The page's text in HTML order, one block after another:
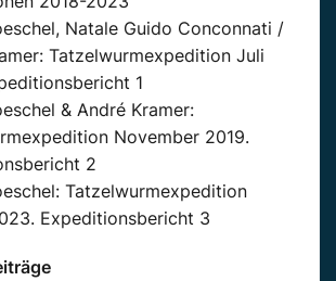
Natale Guido Conconnati /
Tatzelwurmexpedition Juli
1
& André Kramer:
November 2019.
2
Tatzelwurmexpedition
Expeditionsbericht 3